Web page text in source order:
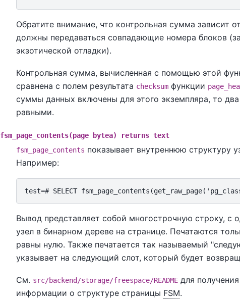
Обратите внимание, что контрольная сумма зависит
должны передаваться совпадающие номера блоков
экзотической отладки).
Контрольная сумма, вычисленная с помощью этой
сравнена с полем результата checksum функции
суммы данных включены для этого экземпляра, то
равными.
fsm_page_contents(page bytea) returns text
fsm_page_contents показывает внутреннюю структуру
Например:
Вывод представляет собой многострочную строку, с
узел в бинарном дереве на странице. Печатаются
равны нулю. Также печатается так называемый
указывает на следующий слот, который будет
См. src/backend/storage/freespace/README для
информации о структуре страницы FSM.